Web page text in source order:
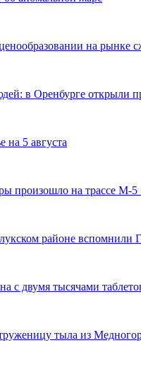
на рынке
в Оренбурге открыли
на 5 августа
произошло на трассе М-5
районе вспомнили
с двумя тысячами
тыла из